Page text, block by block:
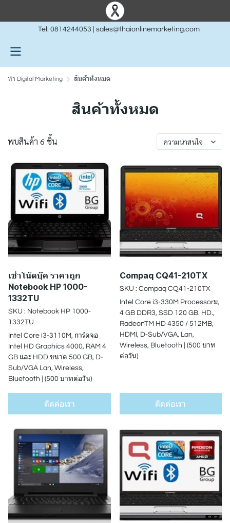
Tel: 0814244053 sales@thaionlinemarketing.com
ทำ Digital Marketing สินค้าทั้งหมด
สินค้าทั้งหมด
พบสินค้า 6 ชิ้น ความน่าสนใจ
เช่าโน๊ตบุ๊ค ราคาถูก
Notebook HP 1000-
1332TU
SKU : Notebook HP 1000-
1332TU
Intel Core i3-3110M, การ์ดจอ
Intel HD Graphics 4000, RAM 4
GB และ HDD ขนาด 500 GB, D-
Sub/VGA Lan, Wireless,
Bluetooth | (500 บาทต่อวัน)
ติดต่อเรา
Compaq CQ41-210TX
SKU : Compaq CQ41-210TX
Intel Core i3-330M Processorม,
4 GB DDR3, SSD 120 GB. HD.,
RadeonTM HD 4350 / 512MB,
HDMI, D-Sub/VGA, Lan,
Wireless, Bluetooth | (500 บาท
ต่อวัน)
ติดต่อเรา